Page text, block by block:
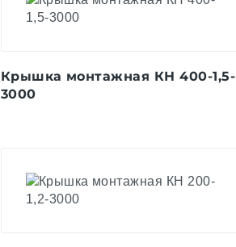
Крышка монтажная КН 400-1,5-
3000